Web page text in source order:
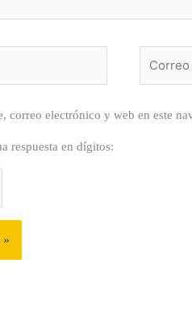
correo electrónico y web en este
respuesta en dígitos: